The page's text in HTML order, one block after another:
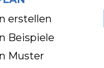
erstellen
Beispiele
Muster